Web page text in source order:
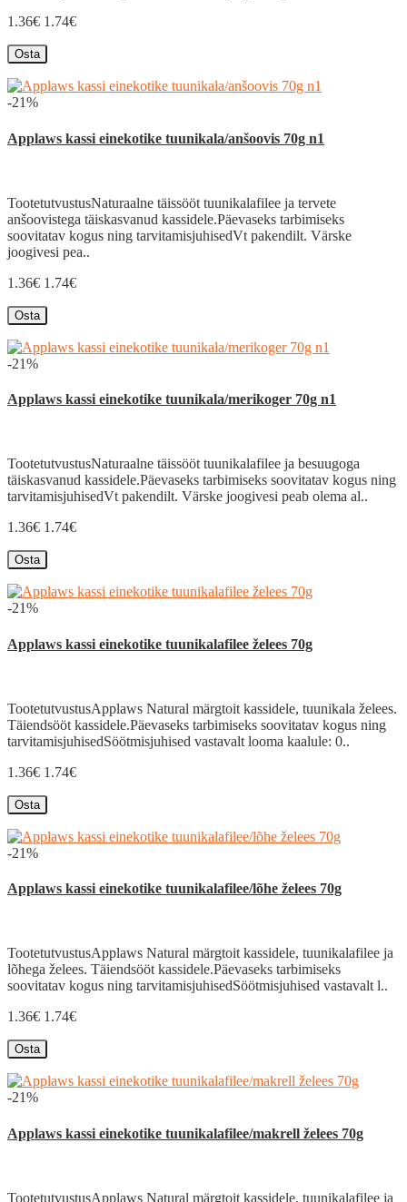
1.36€ 1.74€
Osta
-21%
Applaws kassi einekotike tuunikala/anšoovis 70g n1
TootetutvustusNaturaalne täissööt tuunikalafilee ja tervete
anšoovistega täiskasvanud kassidele.Päevaseks tarbimiseks
soovitatav kogus ning tarvitamisjuhisedVt pakendilt. Värske
joogivesi pea..
1.36€ 1.74€
Osta
-21%
Applaws kassi einekotike tuunikala/merikoger 70g n1
TootetutvustusNaturaalne täissööt tuunikalafilee ja besuugoga
täiskasvanud kassidele.Päevaseks tarbimiseks soovitatav kogus ning
tarvitamisjuhisedVt pakendilt. Värske joogivesi peab olema al..
1.36€ 1.74€
Osta
-21%
Applaws kassi einekotike tuunikalafilee želees 70g
TootetutvustusApplaws Natural märgtoit kassidele, tuunikala želees.
Täiendsööt kassidele.Päevaseks tarbimiseks soovitatav kogus ning
tarvitamisjuhisedSöötmisjuhised vastavalt looma kaalule: 0..
1.36€ 1.74€
Osta
-21%
Applaws kassi einekotike tuunikalafilee/lõhe želees 70g
TootetutvustusApplaws Natural märgtoit kassidele, tuunikalafilee ja
lõhega želees. Täiendsööt kassidele.Päevaseks tarbimiseks
soovitatav kogus ning tarvitamisjuhisedSöötmisjuhised vastavalt l..
1.36€ 1.74€
Osta
-21%
Applaws kassi einekotike tuunikalafilee/makrell želees 70g
TootetutvustusApplaws Natural märgtoit kassidele, tuunikalafilee ja